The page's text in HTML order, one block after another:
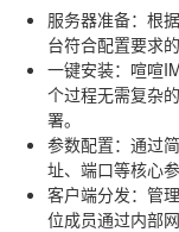
服务器准备：根
台符合配置要求
一键安装：喧喧
个过程无需复杂
署。
参数配置：通过
址、端口等核心
客户端分发：管
位成员通过内部